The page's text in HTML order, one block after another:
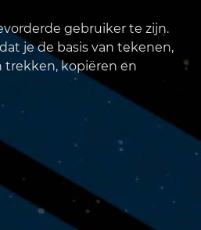
gebruiker te zijn.
je de basis van tekenen,
trekken, kopiëren en